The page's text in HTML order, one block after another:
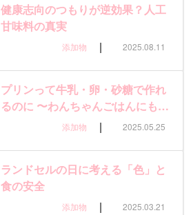
健康志向のつもりが逆効果？人工
甘味料の真実
添加物 | 2025.08.11
プリンって牛乳・卵・砂糖で作れ
るのに 〜わんちゃんごはんにも…
添加物 | 2025.05.25
ランドセルの日に考える「色」と
食の安全
添加物 | 2025.03.21